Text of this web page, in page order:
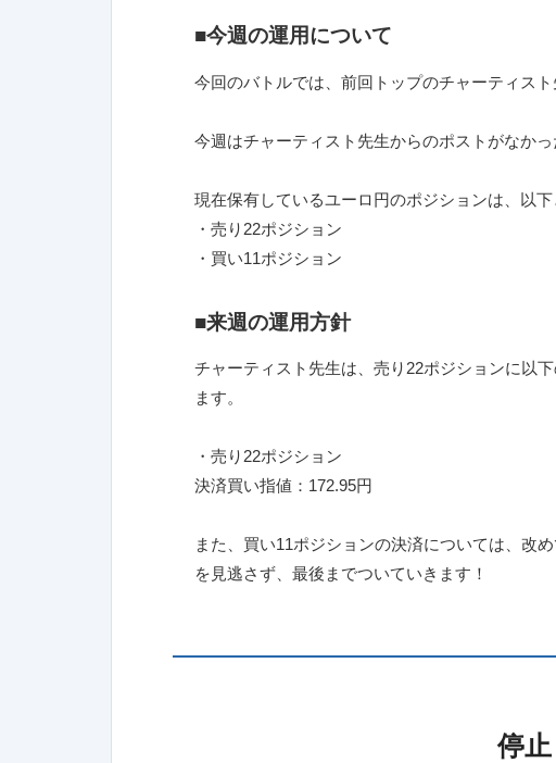
■今週の運用について
今回のバトルでは、前回トップのチャーティスト
今週はチャーティスト先生からのポストがなか
現在保有しているユーロ円のポジションは、以下
・売り22ポジション
・買い11ポジション
■来週の運用方針
チャーティスト先生は、売り22ポジションに以
ます。
・売り22ポジション
決済買い指値：172.95円
また、買い11ポジションの決済については、改
を見逃さず、最後までついていきます！
停